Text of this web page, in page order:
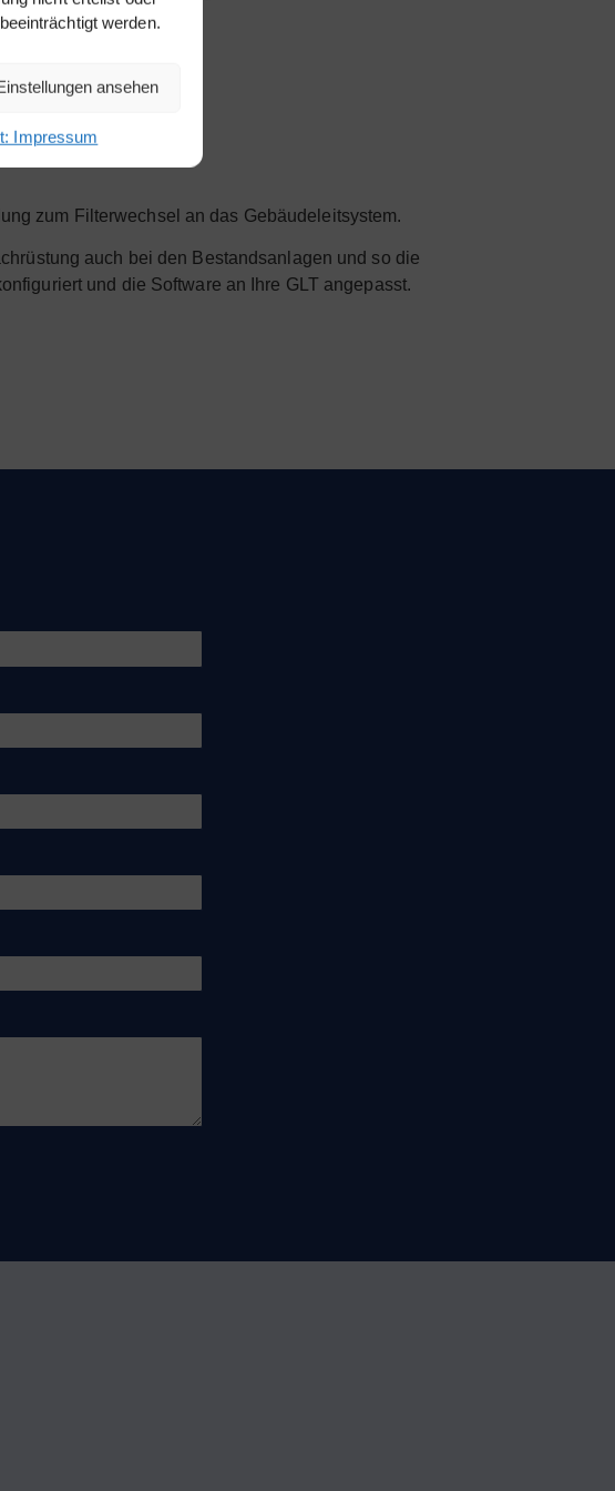
werden.
ansehen
Impressum
zum Filterwechsel an das Gebäudeleitsystem.
auch bei den Bestandsanlagen und so die
und die Software an Ihre GLT angepasst.